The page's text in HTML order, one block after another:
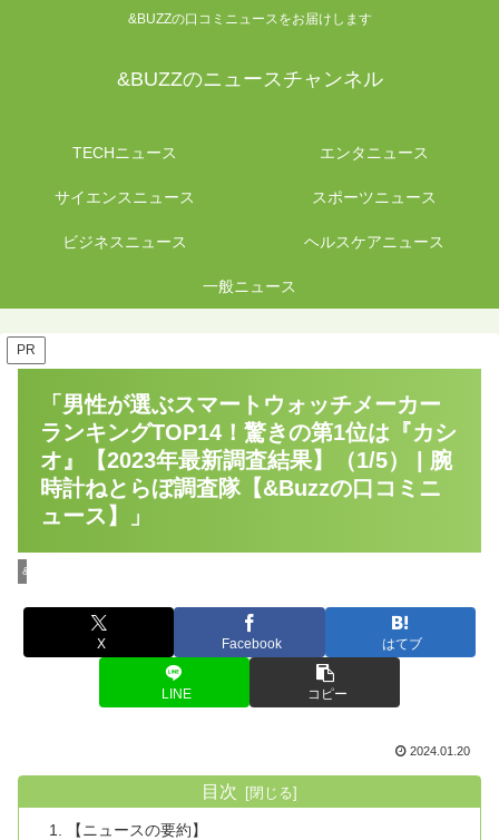
&BUZZの口コミニュースをお届けします
&BUZZのニュースチャンネル
TECHニュース エンタニュース
サイエンスニュース スポーツニュース
ビジネスニュース ヘルスケアニュース
一般ニュース
PR
「男性が選ぶスマートウォッチメーカー
ランキングTOP14！驚きの第1位は『カシ
オ』【2023年最新調査結果】（1/5） | 腕
時計ねとらぼ調査隊【&Buzzの口コミニ
ュース】」
&BuzzのTECHニュース
X Facebook はてブ
LINE コピー
2024.01.20
目次
【ニュースの要約】